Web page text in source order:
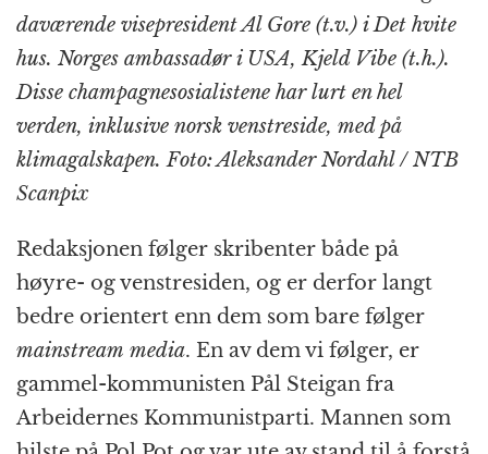
b
o
o
k
n
g
e
r
A
p
p
c
h
at
r
a
m
daværende visepresident Al Gore (t.v.) i Det hvite
hus. Norges ambassadør i USA, Kjeld Vibe (t.h.).
Disse champagnesosialistene har lurt en hel
verden, inklusive norsk venstreside, med på
klimagalskapen. Foto: Aleksander Nordahl / NTB
Scanpix
Redaksjonen følger skribenter både på
høyre- og venstresiden, og er derfor langt
bedre orientert enn dem som bare følger
mainstream media. En av dem vi følger, er
gammel-kommunisten Pål Steigan fra
Arbeidernes Kommunistparti. Mannen som